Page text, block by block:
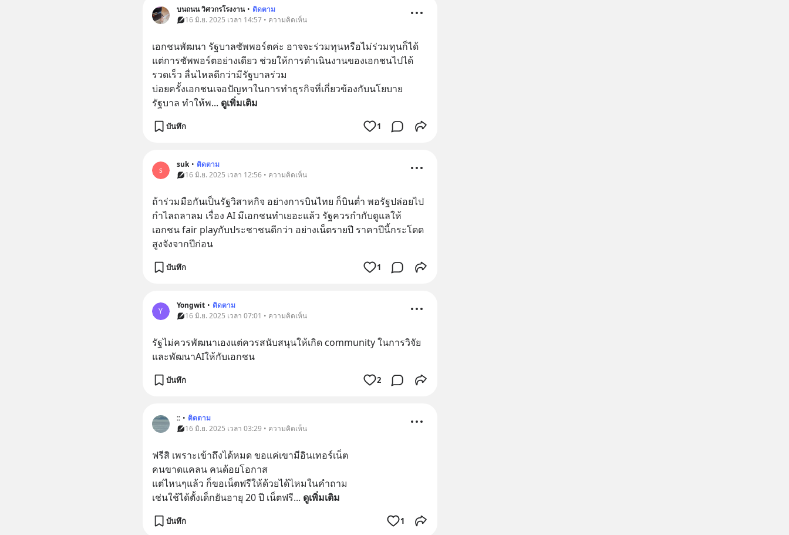
บนถนน วิศวกรโรงงาน • ติดตาม
16 มิ.ย. 2025 เวลา 14:57 • ความคิดเห็น
เอกชนพัฒนา รัฐบาลซัพพอร์ตค่ะ อาจจะร่วมทุนหรือไม่ร่วมทุนก็ได้
แต่การซัพพอร์ตอย่างเดียว ช่วยให้การดำเนินงานของเอกชนไปได้
รวดเร็ว ลื่นไหลดีกว่ามีรัฐบาลร่วม
บ่อยครั้งเอกชนเจอปัญหาในการทำธุรกิจที่เกี่ยวข้องกับนโยบาย
รัฐบาล ทำให้พ... ดูเพิ่มเติม
บันทึก 1
s
suk • ติดตาม
16 มิ.ย. 2025 เวลา 12:56 • ความคิดเห็น
ถ้าร่วมมือกันเป็นรัฐวิสาหกิจ อย่างการบินไทย ก็บินต่ำ พอรัฐปล่อยไป
กำไลถลาลม เรื่อง AI มีเอกชนทำเยอะแล้ว รัฐควรกำกับดูแลให้
เอกชน fair playกับประชาชนดีกว่า อย่างเน็ตรายปี ราคาปีนี้กระโดด
สูงจังจากปีก่อน
บันทึก 1
Y
Yongwit • ติดตาม
16 มิ.ย. 2025 เวลา 07:01 • ความคิดเห็น
รัฐไม่ควรพัฒนาเองแต่ควรสนับสนุนให้เกิด community ในการวิจัย
และพัฒนาAIให้กับเอกชน
บันทึก 2
:: • ติดตาม
16 มิ.ย. 2025 เวลา 03:29 • ความคิดเห็น
ฟรีสิ เพราะเข้าถึงได้หมด ขอแค่เขามีอินเทอร์เน็ต
คนขาดแคลน คนด้อยโอกาส
แต่ไหนๆแล้ว ก็ขอเน็ตฟรีให้ด้วยได้ไหมในคำถาม
เช่นใช้ได้ตั้งเด็กยันอายุ 20 ปี เน็ตฟรี... ดูเพิ่มเติม
บันทึก 1